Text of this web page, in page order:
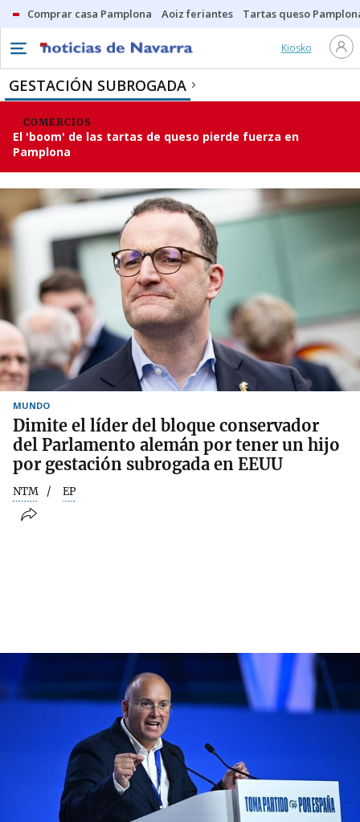
Comprar casa Pamplona Aoiz feriantes Tartas queso
Kiosko
GESTACIÓN SUBROGADA
COMERCIOS
El 'boom' de las tartas de queso pierde fuerza en
Pamplona
MUNDO
Dimite el líder del bloque conservador
del Parlamento alemán por tener un hijo
por gestación subrogada en EEUU
NTM EP